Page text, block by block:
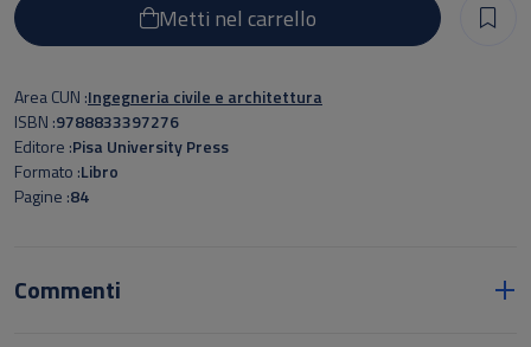
Metti nel carrello
Area CUN Ingegneria civile e architettura
ISBN 9788833397276
Editore Pisa University Press
Formato Libro
Pagine 84
Commenti